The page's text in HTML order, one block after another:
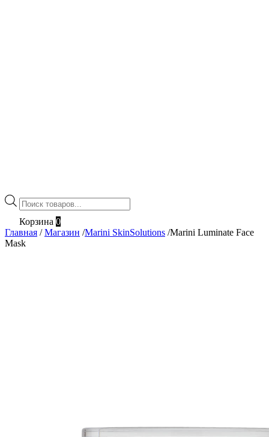
Поиск
товаров
Корзина 0
Главная / Магазин /Marini SkinSolutions /Marini Luminate Face
Mask